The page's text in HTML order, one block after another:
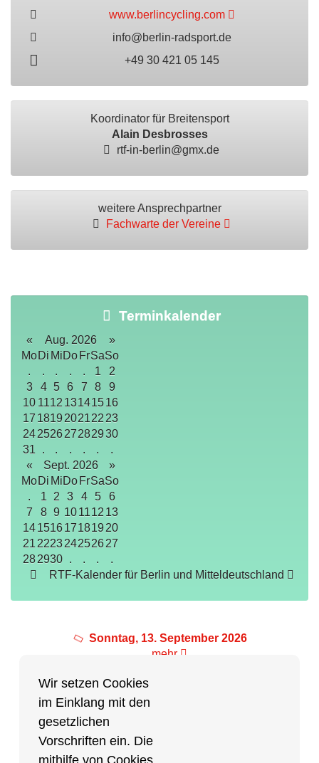
Wir setzen Cookies
im Einklang mit den
gesetzlichen
Vorschriften ein. Die
mithilfe von Cookies
www.berlincycling.com
info@berlin-radsport.de
+49 30 421 05 145
Koordinator für Breitensport
Alain Desbrosses
rtf-in-berlin@gmx.de
weitere Ansprechpartner
Fachwarte der Vereine
Terminkalender
« Aug. 2026
»
MoDi MiDo FrSaSo
.
. . . . 1
2
3
4 5 6 7 8
9
10 1112 13141516
17 1819 202122 23
24252627282930
31
. . . . .
.
«
Sept. 2026
»
MoDi MiDo FrSaSo
.
1 2 3 4 5
6
7
8 9 10 1112 13
141516171819 20
21 222324252627
282930 . . .
.
RTF-Kalender für Berlin und Mitteldeutschland
Sonntag, 13. September 2026
mehr
Partner des Breitensports